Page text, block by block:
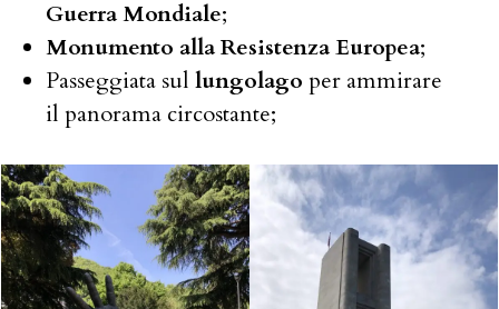
Guerra Mondiale;
Monumento alla Resistenza Europea;
Passeggiata sul lungolago per ammirare
il panorama circostante;